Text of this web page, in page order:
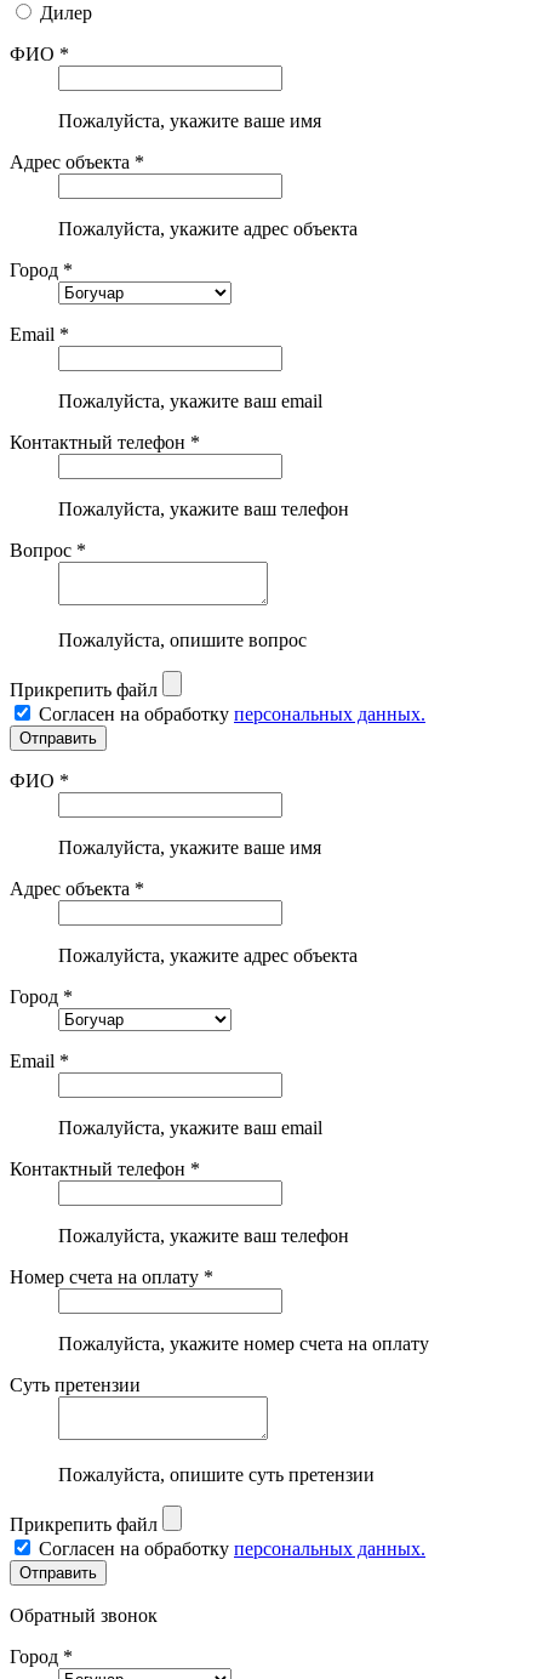
Дилер
ФИО *
Пожалуйста, укажите ваше имя
Адрес объекта *
Пожалуйста, укажите адрес объекта
Город *
Email *
Пожалуйста, укажите ваш email
Контактный телефон *
Пожалуйста, укажите ваш телефон
Вопрос *
Пожалуйста, опишите вопрос
Прикрепить файл
Согласен на обработку персональных данных.
ФИО *
Пожалуйста, укажите ваше имя
Адрес объекта *
Пожалуйста, укажите адрес объекта
Город *
Email *
Пожалуйста, укажите ваш email
Контактный телефон *
Пожалуйста, укажите ваш телефон
Номер счета на оплату *
Пожалуйста, укажите номер счета на оплату
Суть претензии
Пожалуйста, опишите суть претензии
Прикрепить файл
Согласен на обработку персональных данных.
Обратный звонок
Город *